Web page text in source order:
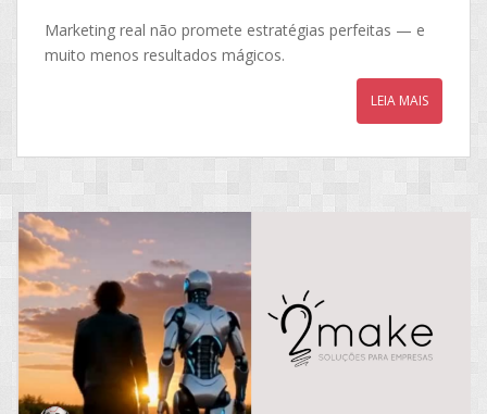
Marketing real não promete estratégias perfeitas — e
muito menos resultados mágicos.
LEIA MAIS